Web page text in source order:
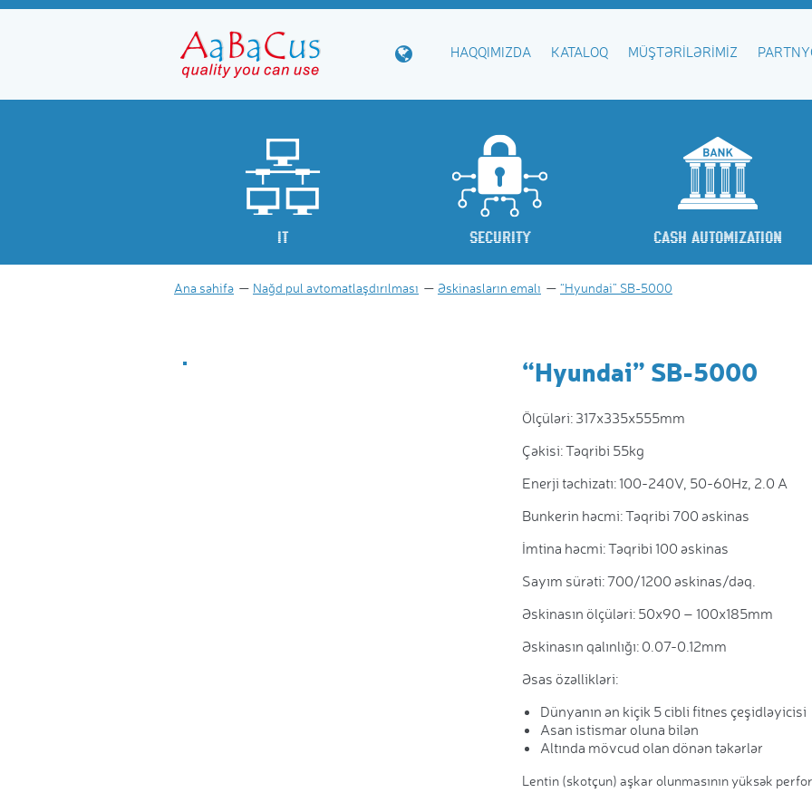
HAQQIMIZDA KATALOQ MÜŞTƏRILƏRIMIZ
IT Security Cash Automization
Ana səhifə Nağd pul avtomatlaşdırılması Əskinasların emalı “Hyundai” SB-5000
“Hyundai” SB-5000
Ölçüləri: 317x335x555mm
Çəkisi: Təqribi 55kg
Enerji təchizatı: 100-240V, 50-60Hz, 2.0 A
Bunkerin həcmi: Təqribi 700 əskinas
İmtina həcmi: Təqribi 100 əskinas
Sayım sürəti: 700/1200 əskinas/dəq.
Əskinasın ölçüləri: 50x90 – 100x185mm
Əskinasın qalınlığı: 0.07-0.12mm
Əsas özəllikləri:
Dünyanın ən kiçik 5 cibli fitnes çeşidləyicisi
Asan istismar oluna bilən
Altında mövcud olan dönən təkərlər
Lentin (skotçun) aşkar olunmasının yüksək